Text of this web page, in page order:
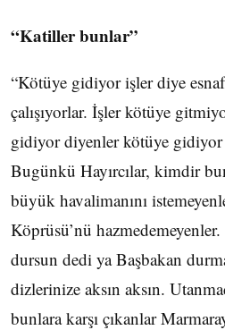
“Katiller bunlar”
“Kötüye gidiyor işler diye
çalışıyorlar. İşler kötüye
gidiyor diyenler kötüye gidiyor
Bugünkü Hayırcılar, kimdir
büyük havalimanını
Köprüsü’nü
dursun dedi ya Başbakan
dizlerinize aksın aksın.
bunlara karşı çıkanlar